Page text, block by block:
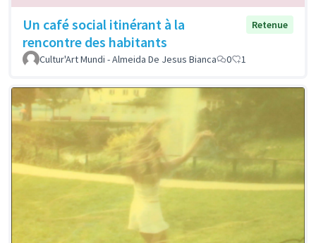
Un café social itinérant à la
rencontre des habitants
Retenue
Cultur'Art Mundi - Almeida De Jesus Bianca 0 1